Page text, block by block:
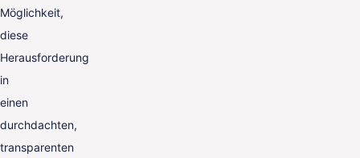
Möglichkeit,
diese
Herausforderung
in
einen
durchdachten,
transparenten